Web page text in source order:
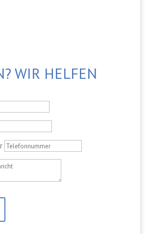
WIR HELFEN